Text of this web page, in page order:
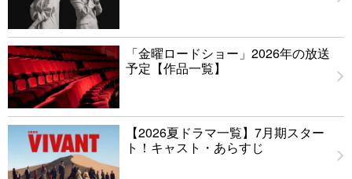
「金曜ロードショー」2026年の放送
予定【作品一覧】
【2026夏ドラマ一覧】7月期スター
ト！キャスト・あらすじ